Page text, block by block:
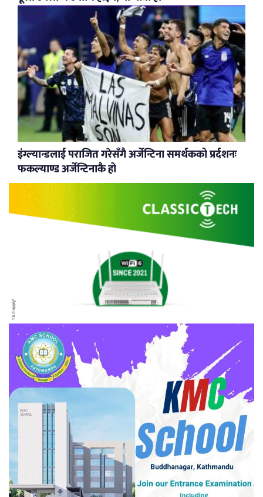
इंग्ल्यान्डलाई पराजित गरेसँगै अर्जेन्टिना समर्थकको प्रर्दशनः
फकल्याण्ड अर्जेन्टिनाकै हो